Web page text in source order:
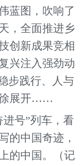
蓝图，吹响了
，全面推进乡
创新成果竞相
兴注入强劲动
步践行、人与
徐展开……
号”列车，看
的中国奇迹，
的中国。（记